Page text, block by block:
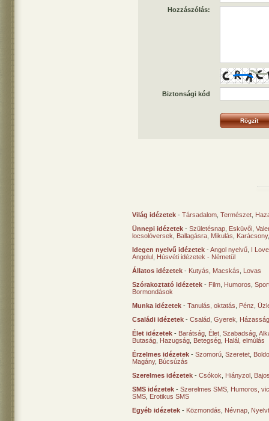
Hozzászólás:
Biztonsági kód
Világ idézetek - Társadalom Természet
Ünnepi idézetek - Születésnap Esküvői
locsolóversek
Ballagásra Mikulás Karácsony
Idegen nyelvű idézetek -Angol nyelvű I
Angolul Húsvéti idézetek - Németül
Állatos idézetek - Kutyás Macskás
Lovas
Szórakoztató idézetek - Film Humoros
Bormondások
Munka idézetek - Tanulás, oktatás Pénz
Családi idézetek - Család Gyerek
Élet idézetek - Barátság Élet Szabadság
Butaság Hazugság Betegség Halál, elmúlás
Érzelmes idézetek - Szomorú Szeretet
Magány, Búcsúzás
Szerelmes idézetek - Csókok Hiányzol
SMS idézetek - Szerelmes SMS Humoros,
SMS Erotikus SMS
Egyéb idézetek - Közmondás Névnap